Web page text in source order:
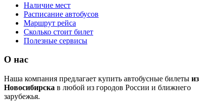
Наличие мест
Расписание автобусов
Маршрут рейса
Сколько стоит билет
Полезные сервисы
О нас
Наша компания предлагает купить автобусные билеты из
Новосибирска в любой из городов России и ближнего
зарубежья.